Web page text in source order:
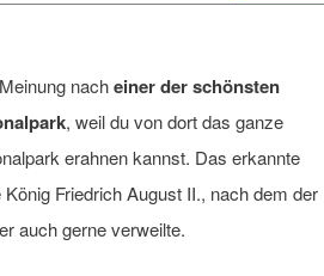
nacheiner der schönsten
, weil du von dort das ganze
erahnen kannst. Das erkannte
Friedrich August II., nach dem der
auch gerne verweilte.